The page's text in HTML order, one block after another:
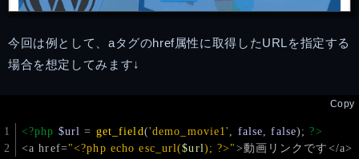
今回は例として、aタグのhref属性に取得したURLを指定する
場合を想定してみます↓
Copy
<?php $url = get_field ('demo_movie1' false , false); ?>
<a href="<?php echo esc_url($url ); ?>" >動画リンクです</a>